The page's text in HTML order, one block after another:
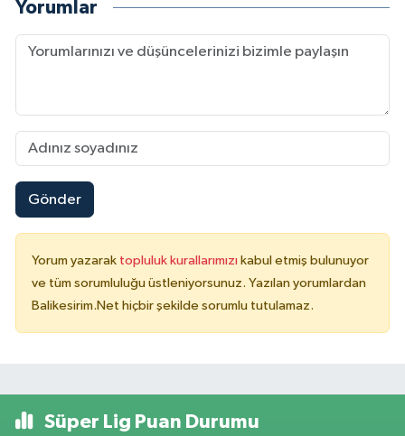
Yorumlar
Gönder
Yorum yazarak topluluk kurallarımızı kabul etmiş bulunuyor
ve tüm sorumluluğu üstleniyorsunuz. Yazılan yorumlardan
Balikesirim.Net hiçbir şekilde sorumlu tutulamaz.
Süper Lig Puan Durumu